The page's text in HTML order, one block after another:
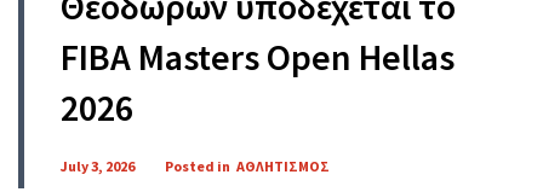
FIBA Masters Open Hellas
2026
July 3, 2026 Posted in ΑΘΛΗΤΙΣΜΟΣ